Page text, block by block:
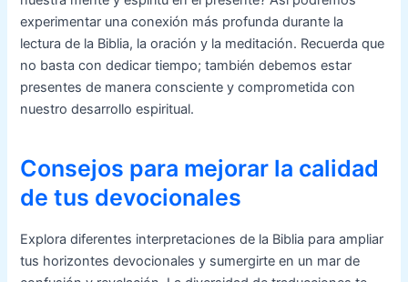
experimentar una conexión más profunda durante la
lectura de la Biblia, la oración y la meditación. Recuerda que
no basta con dedicar tiempo; también debemos estar
presentes de manera consciente y comprometida con
nuestro desarrollo espiritual.
Consejos para mejorar la calidad
de tus devocionales
Explora diferentes interpretaciones de la Biblia para ampliar
tus horizontes devocionales y sumergirte en un mar de